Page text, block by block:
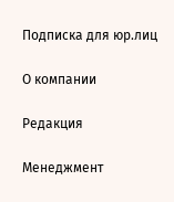
Подписка для юр.лиц
О компании
Редакция
Менеджмент